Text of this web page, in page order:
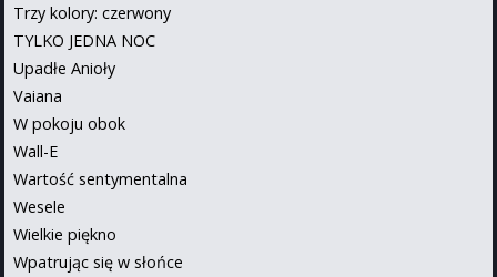
Trzy kolory: czerwony
TYLKO JEDNA NOC
Upadłe Anioły
Vaiana
W pokoju obok
Wall-E
Wartość sentymentalna
Wesele
Wielkie piękno
Wpatrując się w słońce